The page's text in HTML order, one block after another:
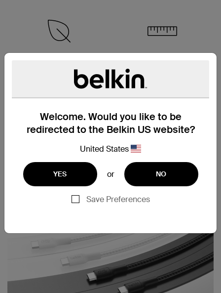
Welcome. Would you like to be
redirected to the Belkin US website?
United States
YES or NO
Save Preferences
PCR 材料制成*
随附电缆束带